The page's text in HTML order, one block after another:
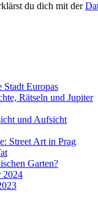
du dich mit der
Stadt Europas
Rätseln und Jupiter
und Aufsicht
Street Art in Prag
Garten?
2024